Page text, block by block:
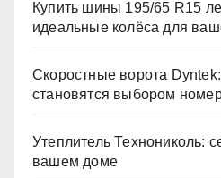
Купить шины 195/65 R15
идеальные колёса для
Скоростные ворота
становятся выбором
Утеплитель Технониколь:
вашем доме